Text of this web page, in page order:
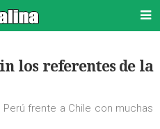
los referentes de la
frente a Chile con muchas